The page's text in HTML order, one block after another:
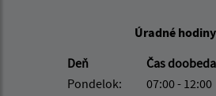
Úradné
Deň
Čas doobeda
Pondelok:
07:00 - 12:00